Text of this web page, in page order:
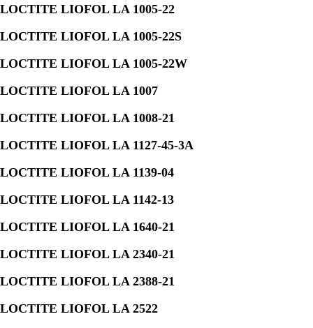
LOCTITE LIOFOL LA 1005-22
LOCTITE LIOFOL LA 1005-22S
LOCTITE LIOFOL LA 1005-22W
LOCTITE LIOFOL LA 1007
LOCTITE LIOFOL LA 1008-21
LOCTITE LIOFOL LA 1127-45-3A
LOCTITE LIOFOL LA 1139-04
LOCTITE LIOFOL LA 1142-13
LOCTITE LIOFOL LA 1640-21
LOCTITE LIOFOL LA 2340-21
LOCTITE LIOFOL LA 2388-21
LOCTITE LIOFOL LA 2522